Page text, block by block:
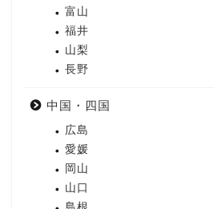
富山
福井
山梨
長野
中国・四国
広島
愛媛
岡山
山口